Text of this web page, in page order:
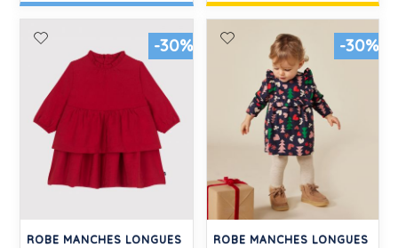
-30%
ROBE MANCHES LONGUES
-30%
ROBE MANCHES LONGUES